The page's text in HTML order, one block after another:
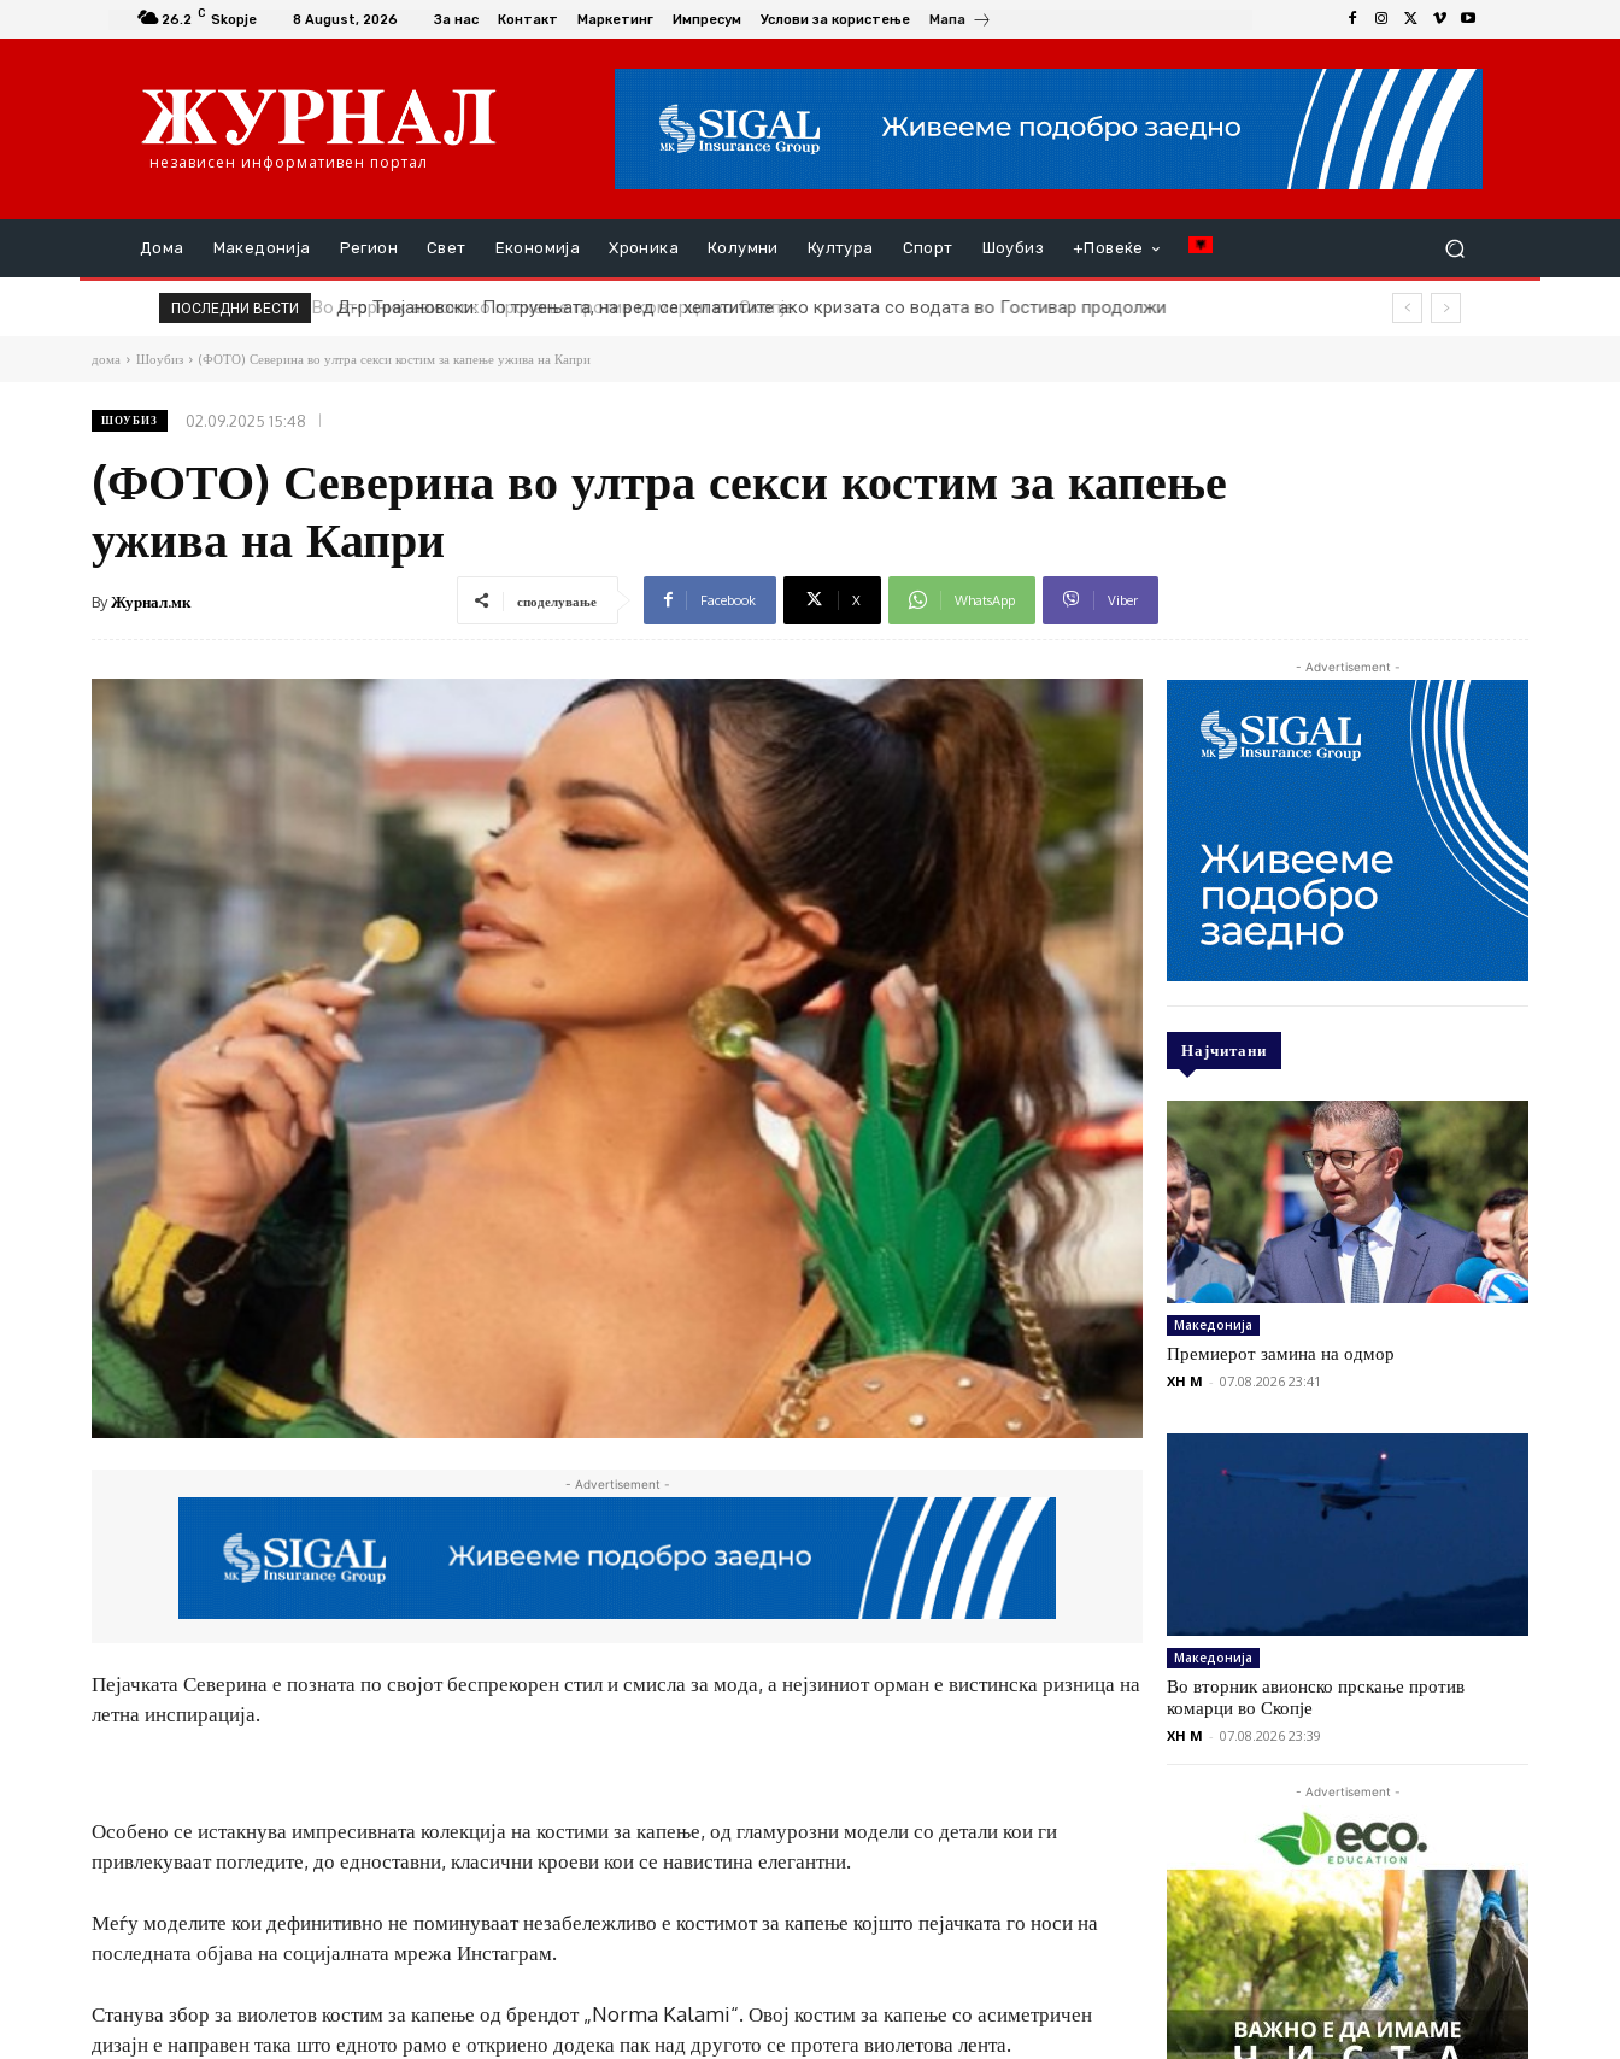
26.2 C Skopje 8 August, 2026 За нас Контакт Маркетинг Импресум Услови за користење Мапа
независен информативен портал
Дома Македонија Регион Свет Економија Хроника Колумни Култура Спорт Шоубиз +Повеќе
ПОСЛЕДНИ ВЕСТИ Д-р Трајановски: По труењата, на ред се хепатитите ако кризата со водата во Гостивар продолжи
дома Шоубиз (ФОТО) Северина во ултра секси костим за капење ужива на Капри
ШОУБИЗ 02.09.2025 15:48
(ФОТО) Северина во ултра секси костим за капење
ужива на Капри
ByЖурнал.мк споделување Facebook X WhatsApp Viber
- Advertisement -
Пејачката Северина е позната по својот беспрекорен стил и смисла за мода, а нејзиниот орман е вистинска ризница на
летна инспирација.
Особено се истакнува импресивната колекција на костими за капење, од гламурозни модели со детали кои ги
привлекуваат погледите, до едноставни, класични кроеви кои се навистина елегантни.
Меѓу моделите кои дефинитивно не поминуваат незабележливо е костимот за капење којшто пејачката го носи на
последната објава на социјалната мрежа Инстаграм.
Станува збор за виолетов костим за капење од брендот „Norma Kalami“. Овој костим за капење со асиметричен
дизајн е направен така што едното рамо е откриено додека пак над другото се протега виолетова лента.
- Advertisement -
Најчитани
Македонија
Премиерот замина на одмор
XH M - 07.08.2026 23:41
Македонија
Во вторник авионско прскање против
комарци во Скопје
XH M - 07.08.2026 23:39
- Advertisement -